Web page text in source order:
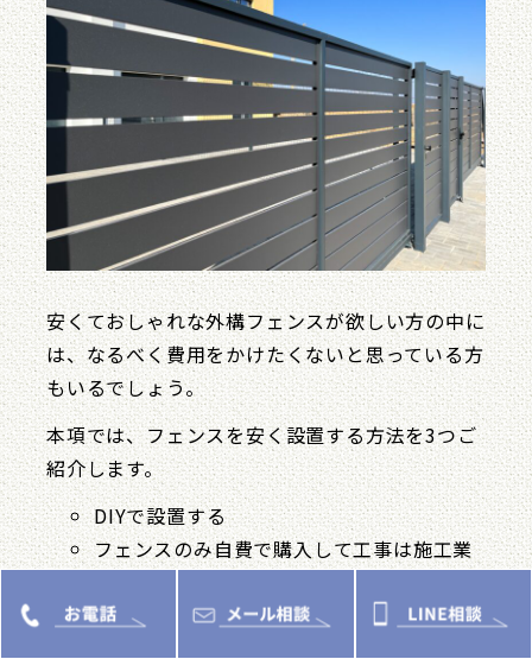
安くておしゃれな外構フェンスが欲しい方の中に
は、なるべく費用をかけたくないと思っている方
もいるでしょう。
本項では、フェンスを安く設置する方法を3つご
紹介します。
DIYで設置する
フェンスのみ自費で購入して工事は施工業
見える箇所だけ素材にこだわる